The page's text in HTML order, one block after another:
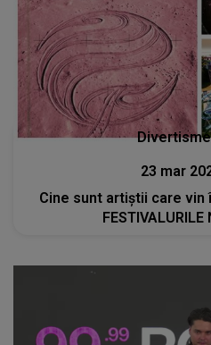
23 mar
Cine sunt artiștii care vin
FESTIVALURILE